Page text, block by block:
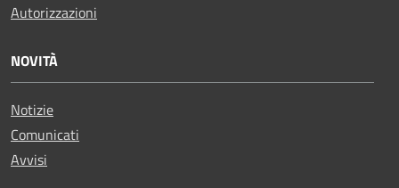
Autorizzazioni
NOVITÀ
Notizie
Comunicati
Avvisi